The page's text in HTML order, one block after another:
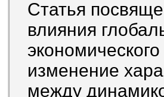
Статья
влияния
изменение
между